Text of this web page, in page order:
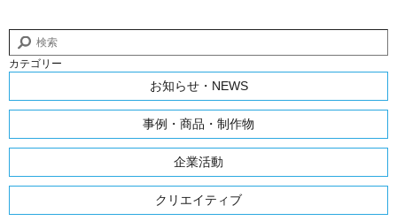
カテゴリー
お知らせ・NEWS
事例・商品・制作物
企業活動
クリエイティブ